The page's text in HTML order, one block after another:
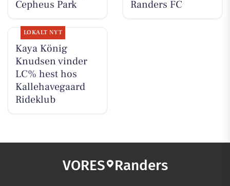
Cepheus Park
Randers FC
LOKALT NYT
Kaya König
Knudsen vinder
LC% hest hos
Kallehavegaard
Rideklub
VORES Randers